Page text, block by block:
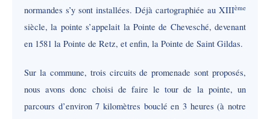
normandes s’y sont installées. Déjà cartographiée au XIIIème
siècle, la pointe s’appelait la Pointe de Chevesché, devenant
en 1581 la Pointe de Retz, et enfin, la Pointe de Saint Gildas.
Sur la commune, trois circuits de promenade sont proposés,
nous avons donc choisi de faire le tour de la pointe, un
parcours d’environ 7 kilomètres bouclé en 3 heures (à notre